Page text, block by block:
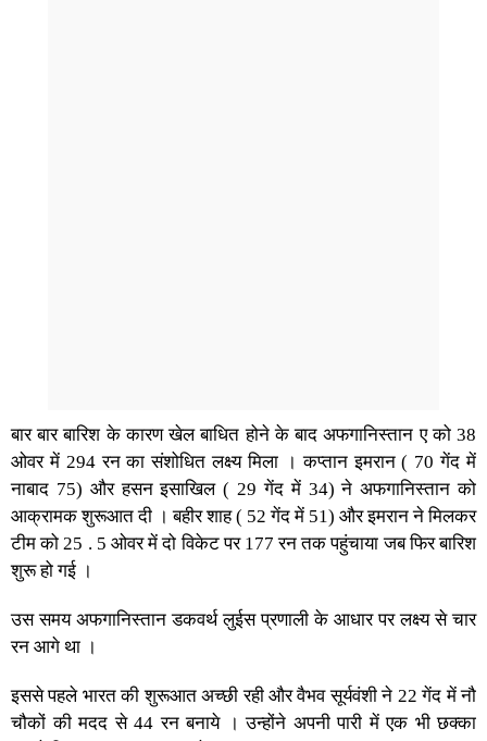
बार बार बारिश के कारण खेल बाधित होने के बाद अफगानिस्तान ए को 38
ओवर में 294 रन का संशोधित लक्ष्य मिला । कप्तान इमरान ( 70 गेंद में
नाबाद 75) और हसन इसाखिल ( 29 गेंद में 34) ने अफगानिस्तान को
आक्रामक शुरूआत दी । बहीर शाह ( 52 गेंद में 51) और इमरान ने मिलकर
टीम को 25 . 5 ओवर में दो विकेट पर 177 रन तक पहुंचाया जब फिर बारिश
शुरू हो गई ।
उस समय अफगानिस्तान डकवर्थ लुईस प्रणाली के आधार पर लक्ष्य से चार
रन आगे था ।
इससे पहले भारत की शुरूआत अच्छी रही और वैभव सूर्यवंशी ने 22 गेंद में नौ
चौकों की मदद से 44 रन बनाये । उन्होंने अपनी पारी में एक भी छक्का